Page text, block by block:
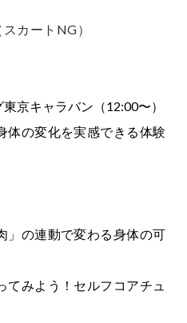
カートNG）
京キャラバン（12:00〜）
体の変化を実感できる体験
」の連動で変わる身体の可
てみよう！セルフコアチュ